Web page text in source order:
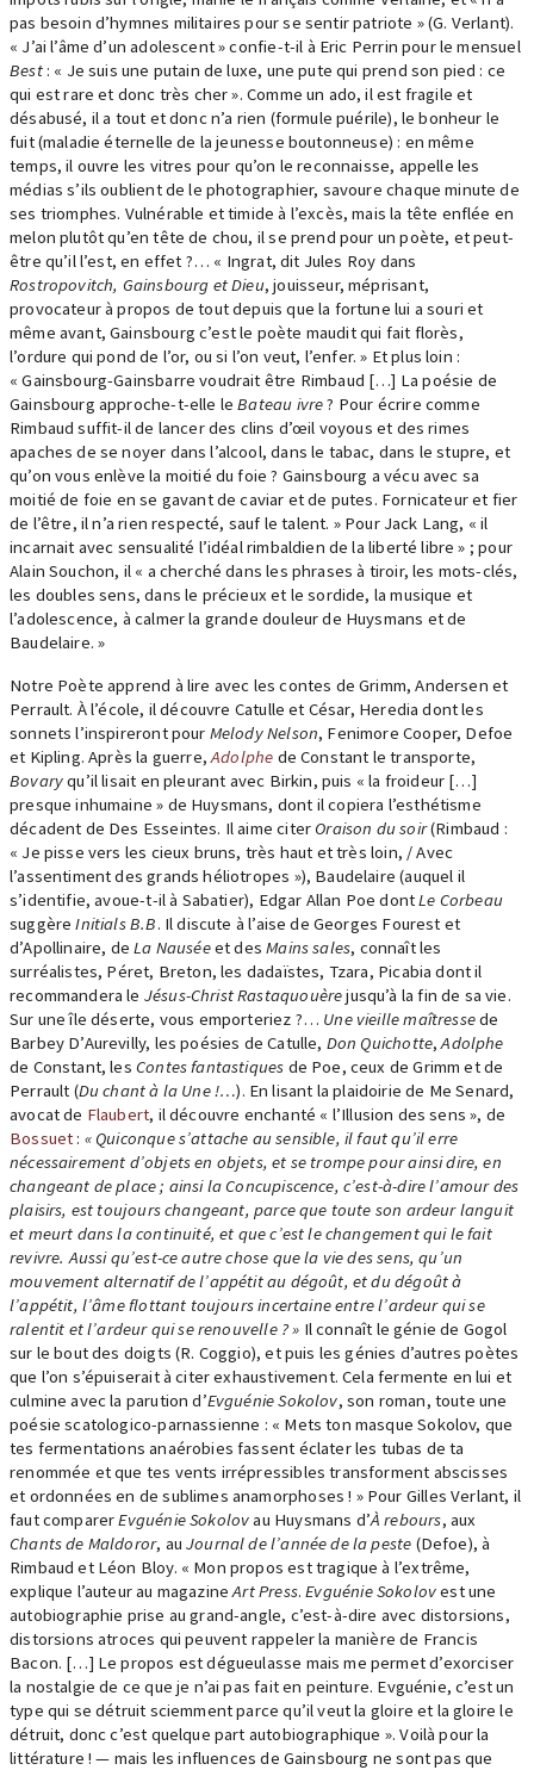
pas besoin d’hymnes militaires pour se sentir patriote » (G. Verlant).
« J’ai l’âme d’un adolescent » confie-t-il à Eric Perrin pour le mensuel
Best: « Je suis une putain de luxe, une pute qui prend son pied : ce
qui est rare et donc très cher ». Comme un ado, il est fragile et
désabusé, il a tout et donc n’a rien (formule puérile), le bonheur le
fuit (maladie éternelle de la jeunesse boutonneuse) : en même
temps, il ouvre les vitres pour qu’on le reconnaisse, appelle les
médias s’ils oublient de le photographier, savoure chaque minute de
ses triomphes. Vulnérable et timide à l’excès, mais la tête enflée en
melon plutôt qu’en tête de chou, il se prend pour un poète, et peut-
être qu’il l’est, en effet ?… « Ingrat, dit Jules Roy dans
Rostropovitch, Gainsbourg et Dieu, jouisseur, méprisant,
provocateur à propos de tout depuis que la fortune lui a souri et
même avant, Gainsbourg c’est le poète maudit qui fait florès,
l’ordure qui pond de l’or, ou si l’on veut, l’enfer. » Et plus loin :
« Gainsbourg-Gainsbarre voudrait être Rimbaud […] La poésie de
Gainsbourg approche-t-elle leBateau ivre? Pour écrire comme
Rimbaud suffit-il de lancer des clins d’œil voyous et des rimes
apaches de se noyer dans l’alcool, dans le tabac, dans le stupre, et
qu’on vous enlève la moitié du foie ? Gainsbourg a vécu avec sa
moitié de foie en se gavant de caviar et de putes. Fornicateur et fier
de l’être, il n’a rien respecté, sauf le talent. » Pour Jack Lang, « il
incarnait avec sensualité l’idéal rimbaldien de la liberté libre » ; pour
Alain Souchon, il « a cherché dans les phrases à tiroir, les mots-clés,
les doubles sens, dans le précieux et le sordide, la musique et
l’adolescence, à calmer la grande douleur de Huysmans et de
Baudelaire. »
Notre Poète apprend à lire avec les contes de Grimm, Andersen et
Perrault. À l’école, il découvre Catulle et César, Heredia dont les
sonnets l’inspireront pour Melody Nelson, Fenimore Cooper, Defoe
et Kipling. Après la guerre,Adolphe de Constant le transporte,
Bovaryqu’il lisait en pleurant avec Birkin, puis « la froideur […]
presque inhumaine » de Huysmans, dont il copiera l’esthétisme
décadent de Des Esseintes. Il aime citer Oraison du soir(Rimbaud :
« Je pisse vers les cieux bruns, très haut et très loin, / Avec
l’assentiment des grands héliotropes »), Baudelaire (auquel il
s’identifie, avoue-t-il à Sabatier), Edgar Allan Poe dontLe Corbeau
suggèreInitials B.B. Il discute à l’aise de Georges Fourest et
d’Apollinaire, deLa Nauséeet desMains sales, connaît les
surréalistes, Péret, Breton, les dadaïstes, Tzara, Picabia dont il
recommandera le Jésus-Christ Rastaquouèrejusqu’à la fin de sa vie.
Sur une île déserte, vous emporteriez ?… Une vieille maîtressede
Barbey D’Aurevilly, les poésies de Catulle, Don Quichotte,Adolphe
de Constant, lesContes fantastiques de Poe, ceux de Grimm et de
Perrault (Du chant à la Une !…). En lisant la plaidoirie de Me Senard,
avocat de Flaubert, il découvre enchanté « l’Illusion des sens », de
Bossuet : « Quiconque s’attache au sensible, il faut qu’il erre
nécessairement d’objets en objets, et se trompe pour ainsi dire, en
changeant de place ; ainsi la Concupiscence, c’est-à-dire l’amour des
plaisirs, est toujours changeant, parce que toute son ardeur languit
et meurt dans la continuité, et que c’est le changement qui le fait
revivre. Aussi qu’est-ce autre chose que la vie des sens, qu’un
mouvement alternatif de l’appétit au dégoût, et du dégoût à
l’appétit, l’âme flottant toujours incertaine entre l’ardeur qui se
ralentit et l’ardeur qui se renouvelle ? » Il connaît le génie de Gogol
sur le bout des doigts (R. Coggio), et puis les génies d’autres poètes
que l’on s’épuiserait à citer exhaustivement. Cela fermente en lui et
culmine avec la parution d’Evguénie Sokolov, son roman, toute une
poésie scatologico-parnassienne : « Mets ton masque Sokolov, que
tes fermentations anaérobies fassent éclater les tubas de ta
renommée et que tes vents irrépressibles transforment abscisses
et ordonnées en de sublimes anamorphoses ! » Pour Gilles Verlant, il
faut comparerEvguénie Sokolovau Huysmans d’À rebours, aux
Chants de Maldoror, auJournal de l’année de la peste (Defoe), à
Rimbaud et Léon Bloy. « Mon propos est tragique à l’extrême,
explique l’auteur au magazineArt Press.Evguénie Sokolovest une
autobiographie prise au grand-angle, c’est-à-dire avec distorsions,
distorsions atroces qui peuvent rappeler la manière de Francis
Bacon. […] Le propos est dégueulasse mais me permet d’exorciser
la nostalgie de ce que je n’ai pas fait en peinture. Evguénie, c’est un
type qui se détruit sciemment parce qu’il veut la gloire et la gloire le
détruit, donc c’est quelque part autobiographique ». Voilà pour la
littérature ! — mais les influences de Gainsbourg ne sont pas que